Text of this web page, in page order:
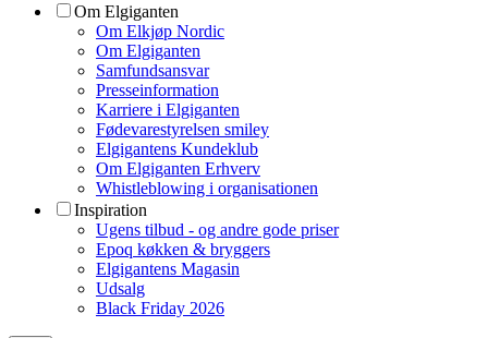
Om Elgiganten
Om Elkjøp Nordic
Om Elgiganten
Samfundsansvar
Presseinformation
Karriere i Elgiganten
Fødevarestyrelsen smiley
Elgigantens Kundeklub
Om Elgiganten Erhverv
Whistleblowing i organisationen
Inspiration
Ugens tilbud - og andre gode priser
Epoq køkken & bryggers
Elgigantens Magasin
Udsalg
Black Friday 2026